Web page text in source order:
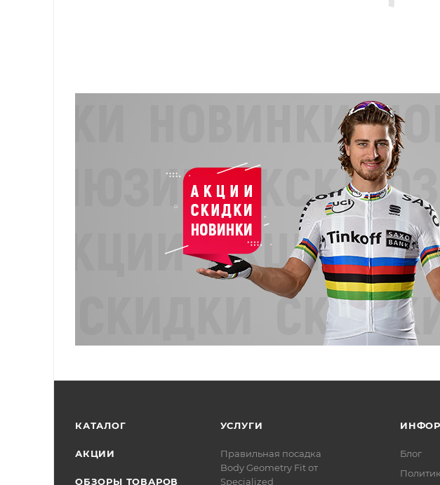
КАТАЛОГ
АКЦИИ
ОБЗОРЫ ТОВАРОВ
УСЛУГИ
Правильная посадка
Body Geometry Fit от
Specialized
Блог